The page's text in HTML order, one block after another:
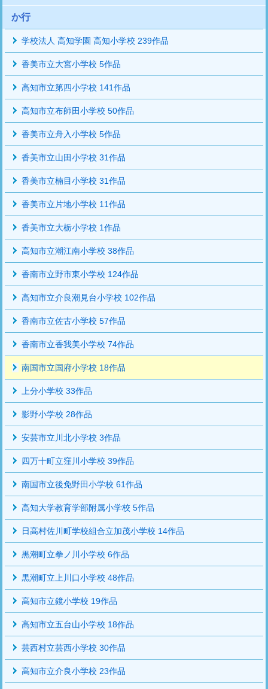
か行
学校法人 高知学園 高知小学校 239作品
香美市立大宮小学校 5作品
高知市立第四小学校 141作品
高知市立布師田小学校 50作品
香美市立舟入小学校 5作品
香美市立山田小学校 31作品
香美市立楠目小学校 31作品
香美市立片地小学校 11作品
香美市立大栃小学校 1作品
高知市立潮江南小学校 38作品
香南市立野市東小学校 124作品
高知市立介良潮見台小学校 102作品
香南市立佐古小学校 57作品
香南市立香我美小学校 74作品
南国市立国府小学校 18作品
上分小学校 33作品
影野小学校 28作品
安芸市立川北小学校 3作品
四万十町立窪川小学校 39作品
南国市立後免野田小学校 61作品
高知大学教育学部附属小学校 5作品
日高村佐川町学校組合立加茂小学校 14作品
黒潮町立拳ノ川小学校 6作品
黒潮町立上川口小学校 48作品
高知市立鏡小学校 19作品
高知市立五台山小学校 18作品
芸西村立芸西小学校 30作品
高知市立介良小学校 23作品